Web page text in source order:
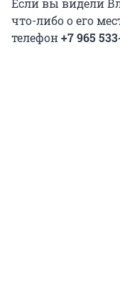
Если вы видели
что-либо о его
телефон+7 965